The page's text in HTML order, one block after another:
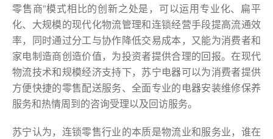
零售商”模式相比的创新之处是，可以运用专业化、扁平
化、大规模的现代化物流管理和连锁经营手段提高流通效
率，同时通过分工与协作降低交易成本，又能为消费者和
家电制造商创造价值，为投资者提供合理的回报。在现代
物流技术和规模经济支持下，苏宁电器可以为消费者提供
方便快捷的零售配送服务、全面专业的电器安装维修保养
服务和热情周到的咨询受理以及回访服务。
苏宁认为，连锁零售行业的本质是物流业和服务业，谁在